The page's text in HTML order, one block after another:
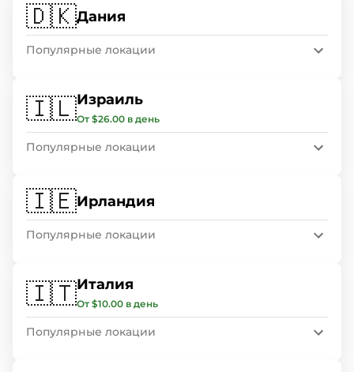
🇩🇰Дания
Популярные локации
🇮🇱Израиль
От $26.00 в день
Популярные локации
🇮🇪Ирландия
Популярные локации
🇮🇹Италия
От $10.00 в день
Популярные локации